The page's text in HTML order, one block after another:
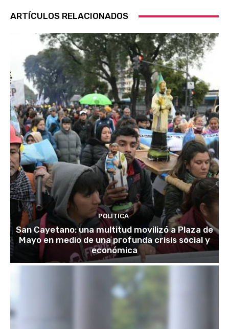
ARTÍCULOS RELACIONADOS
POLITICA
San Cayetano: una multitud movilizó a Plaza de
Mayo en medio de una profunda crisis social y
económica